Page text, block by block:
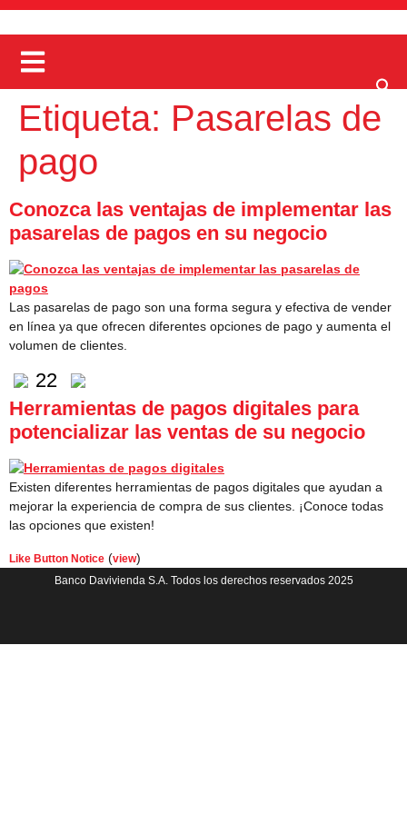
Etiqueta: Pasarelas de
pago
Conozca las ventajas de implementar las
pasarelas de pagos en su negocio
Las pasarelas de pago son una forma segura y efectiva de vender
en línea ya que ofrecen diferentes opciones de pago y aumenta el
volumen de clientes.
22
Herramientas de pagos digitales para
potencializar las ventas de su negocio
Existen diferentes herramientas de pagos digitales que ayudan a
mejorar la experiencia de compra de sus clientes. ¡Conoce todas
las opciones que existen!
Like Button Notice (view)
Banco Davivienda S.A. Todos los derechos reservados 2025